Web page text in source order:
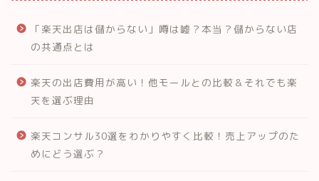
「楽天出店は儲からない」噂は嘘？本当？儲からない店
の共通点とは
楽天の出店費用が高い！他モールとの比較＆それでも楽
天を選ぶ理由
楽天コンサル30選をわかりやすく比較！売上アップのた
めにどう選ぶ？